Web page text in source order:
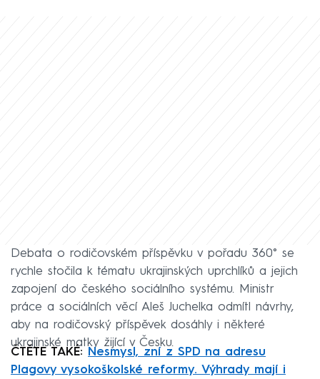
Debata o rodičovském příspěvku v pořadu 360° se
rychle stočila k tématu ukrajinských uprchlíků a jejich
zapojení do českého sociálního systému. Ministr
práce a sociálních věcí Aleš Juchelka odmítl návrhy,
aby na rodičovský příspěvek dosáhly i některé
ukrajinské matky žijící v Česku.
ČTĚTE TAKÉ:
Nesmysl, zní z SPD na adresu
Plagovy vysokoškolské reformy. Výhrady mají i